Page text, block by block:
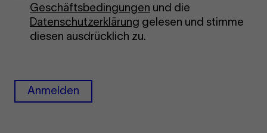
Geschäftsbedingungen und die
Datenschutzerklärung gelesen und stimme
diesen ausdrücklich zu.
Anmelden